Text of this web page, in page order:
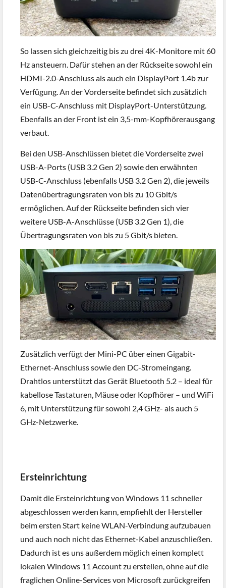
So lassen sich gleichzeitig bis zu drei 4K-Monitore mit 60
Hz ansteuern. Dafür stehen an der Rückseite sowohl ein
HDMI-2.0-Anschluss als auch ein DisplayPort 1.4b zur
Verfügung. An der Vorderseite befindet sich zusätzlich
ein USB-C-Anschluss mit DisplayPort-Unterstützung.
Ebenfalls an der Front ist ein 3,5-mm-Kopfhörerausgang
verbaut.
Bei den USB-Anschlüssen bietet die Vorderseite zwei
USB-A-Ports (USB 3.2 Gen 2) sowie den erwähnten
USB-C-Anschluss (ebenfalls USB 3.2 Gen 2), die jeweils
Datenübertragungsraten von bis zu 10 Gbit/s
ermöglichen. Auf der Rückseite befinden sich vier
weitere USB-A-Anschlüsse (USB 3.2 Gen 1), die
Übertragungsraten von bis zu 5 Gbit/s bieten.
Zusätzlich verfügt der Mini-PC über einen Gigabit-
Ethernet-Anschluss sowie den DC-Stromeingang.
Drahtlos unterstützt das Gerät Bluetooth 5.2 – ideal für
kabellose Tastaturen, Mäuse oder Kopfhörer – und WiFi
6, mit Unterstützung für sowohl 2,4 GHz- als auch 5
GHz-Netzwerke.
Ersteinrichtung
Damit die Ersteinrichtung von Windows 11 schneller
abgeschlossen werden kann, empfiehlt der Hersteller
beim ersten Start keine WLAN-Verbindung aufzubauen
und auch noch nicht das Ethernet-Kabel anzuschließen.
Dadurch ist es uns außerdem möglich einen komplett
lokalen Windows 11 Account zu erstellen, ohne auf die
fraglichen Online-Services von Microsoft zurückgreifen